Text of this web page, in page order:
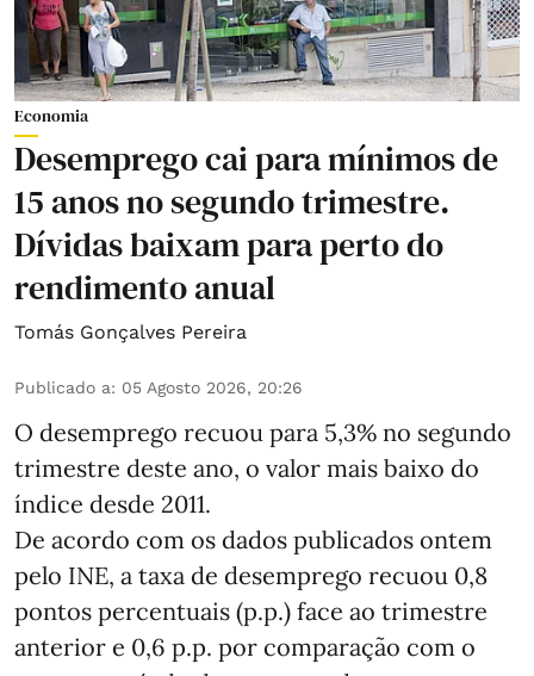
Economia
Desemprego cai para mínimos de
15 anos no segundo trimestre.
Dívidas baixam para perto do
rendimento anual
Tomás Gonçalves Pereira
Publicado a: 05 Agosto 2026, 20:26
O desemprego recuou para 5,3% no segundo
trimestre deste ano, o valor mais baixo do
índice desde 2011.
De acordo com os dados publicados ontem
pelo INE, a taxa de desemprego recuou 0,8
pontos percentuais (p.p.) face ao trimestre
anterior e 0,6 p.p. por comparação com o